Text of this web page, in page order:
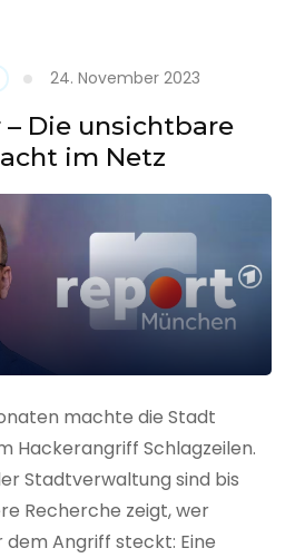
24. November 2023
– Die unsichtbare
im Netz
machte die Stadt
Hackerangriff Schlagzeilen.
Stadtverwaltung sind bis
Recherche zeigt, wer
Angriff steckt: Eine